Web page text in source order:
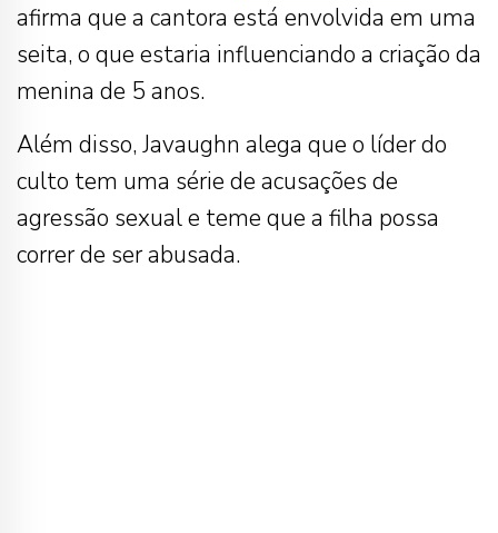
afirma que a cantora está envolvida em uma
seita, o que estaria influenciando a criação da
menina de 5 anos.
Além disso, Javaughn alega que o líder do
culto tem uma série de acusações de
agressão sexual e teme que a filha possa
correr de ser abusada.